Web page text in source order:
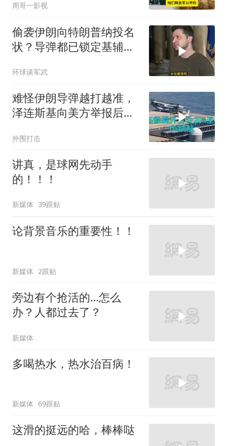
周哥一影视
偷袭伊朗向特朗普纳投名
状？导弹都已锁定基辅才
豪赌到底有多疯？
环球谈军武
难怪伊朗导弹越打越准，
泽连斯基向美方举报后，
外围打击
讲真，是球网先动手
的！！！
新媒体 39跟贴
论背景音乐的重要性！！
新媒体 2跟贴
旁边有个抢活的…怎么
办？人都过去了？
新媒体
多喝热水，热水治百病！
新媒体 69跟贴
这滑的挺远的哈，棒棒哒